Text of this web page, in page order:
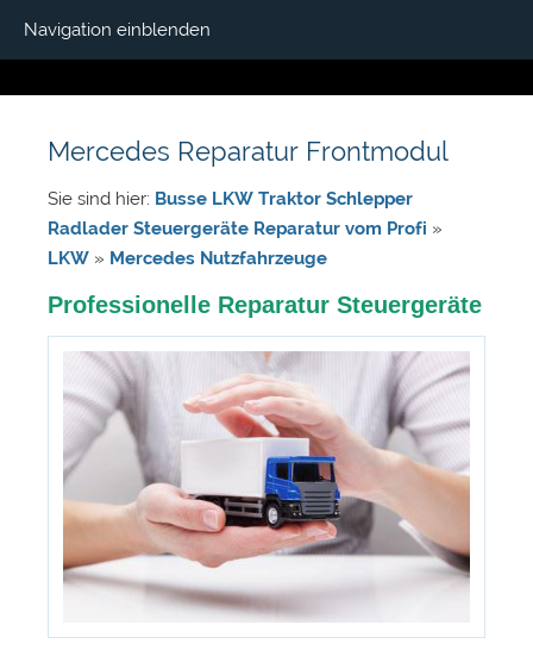
Navigation einblenden
Mercedes Reparatur Frontmodul
Sie sind hier: Busse LKW Traktor Schlepper
Radlader Steuergeräte Reparatur vom Profi »
LKW » Mercedes Nutzfahrzeuge
Professionelle Reparatur Steuergeräte